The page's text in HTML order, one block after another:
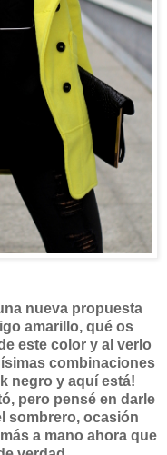
nueva propuesta
amarillo, qué os
este color y al verlo
combinaciones
negro y aquí está!
pero pensé en darle
sombrero, ocasión
a mano ahora que